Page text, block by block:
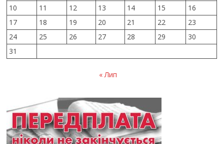
10
11 12 13 14 15
16
17
18 19 20 21 22
23
24
25 26 27 28 29
30
31
« Лип